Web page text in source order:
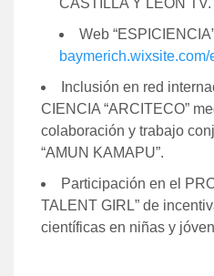
Web
Inclusión en red
CIENCIA “ARCITECO”
colaboración y trabajo
“AMUN KAMAPU”.
Participación en el
TALENT GIRL” de
científicas en niñas y